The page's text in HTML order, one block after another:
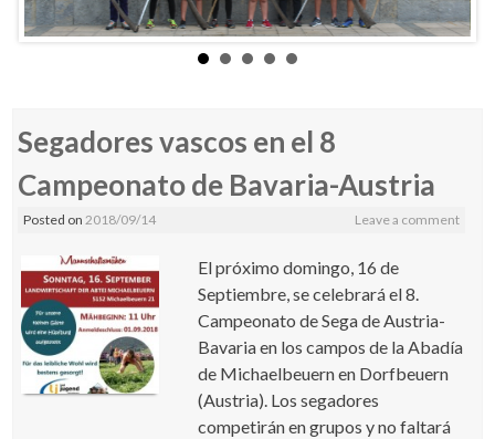
Segadores vascos en el 8
Campeonato de Bavaria-Austria
Posted on2018/09/14 Leave a comment
El próximo domingo, 16 de
Septiembre, se celebrará el 8.
Campeonato de Sega de Austria-
Bavaria en los campos de la Abadía
de Michaelbeuern en Dorfbeuern
(Austria). Los segadores
competirán en grupos y no faltará